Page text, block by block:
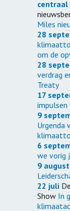
centraal
Miles
28
om de
28
verdrag
Treaty
17
impulsen
9
Urgenda
6
we vorig
9
22 juli
Show In